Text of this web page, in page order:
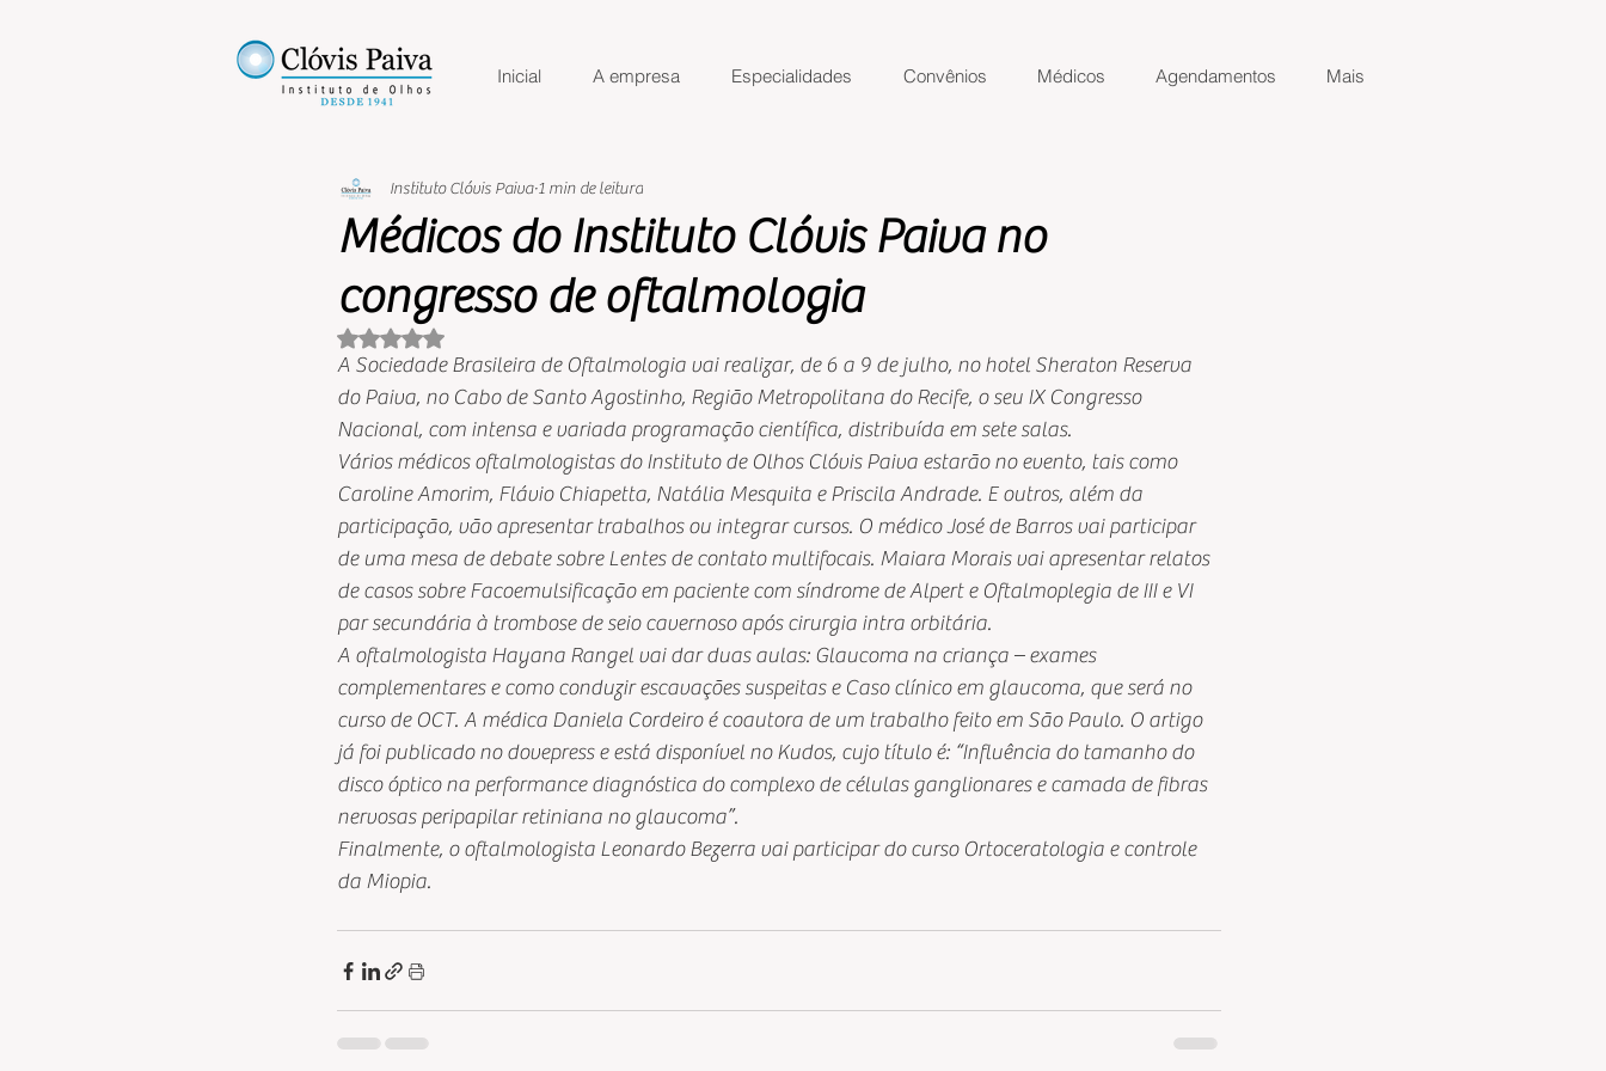
Inicial A empresa Especialidades Convênios Médicos Agendamentos Mais
Médicos do Instituto Clóvis Paiva no
congresso de oftalmologia
Instituto Clóvis Paiva 1 min de leitura
Avaliado com NaN de 5 estrelas.
A Sociedade Brasileira de Oftalmologia vai realizar, de 6 a 9 de julho, no hotel Sheraton Reserva
do Paiva, no Cabo de Santo Agostinho, Região Metropolitana do Recife, o seu IX Congresso
Nacional, com intensa e variada programação científica, distribuída em sete salas.
Vários médicos oftalmologistas do Instituto de Olhos Clóvis Paiva estarão no evento, tais como
Caroline Amorim, Flávio Chiapetta, Natália Mesquita e Priscila Andrade. E outros, além da
participação, vão apresentar trabalhos ou integrar cursos. O médico José de Barros vai participar
de uma mesa de debate sobre Lentes de contato multifocais. Maiara Morais vai apresentar relatos
de casos sobre Facoemulsificação em paciente com síndrome de Alpert e Oftalmoplegia de III e VI
par secundária à trombose de seio cavernoso após cirurgia intra orbitária.
A oftalmologista Hayana Rangel vai dar duas aulas: Glaucoma na criança – exames
complementares e como conduzir escavações suspeitas e Caso clínico em glaucoma, que será no
curso de OCT. A médica Daniela Cordeiro é coautora de um trabalho feito em São Paulo. O artigo
já foi publicado no dovepress e está disponível no Kudos, cujo título é: “Influência do tamanho do
disco óptico na performance diagnóstica do complexo de células ganglionares e camada de fibras
nervosas peripapilar retiniana no glaucoma”.
Finalmente, o oftalmologista Leonardo Bezerra vai participar do curso Ortoceratologia e controle
da Miopia.